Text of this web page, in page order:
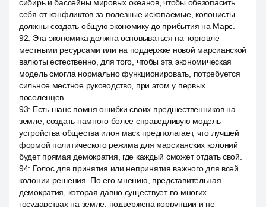
сибирь и бассейны мировых океанов, чтобы обезопасить
себя от конфликтов за полезные ископаемые, колонисты
должны создать общую экономику до прибытия на Марс.
92: Эта экономика должна основываться на торговле
местными ресурсами или на поддержке новой марсианской
валюты естественно, для того, чтобы эта экономическая
модель смогла нормально функционировать, потребуется
сильное местное руководство, при этом у первых
поселенцев.
93: Есть шанс помня ошибки своих предшественников на
земле, создать намного более справедливую модель
устройства общества илон маск предполагает, что лучшей
формой политического режима для марсианских колоний
будет прямая демократия, где каждый сможет отдать свой.
94: Голос для принятия или непринятия важного для всей
колонии решения. По его мнению, представительная
демократия, которая давно существует во многих
государствах на земле, подвержена коррупции и не